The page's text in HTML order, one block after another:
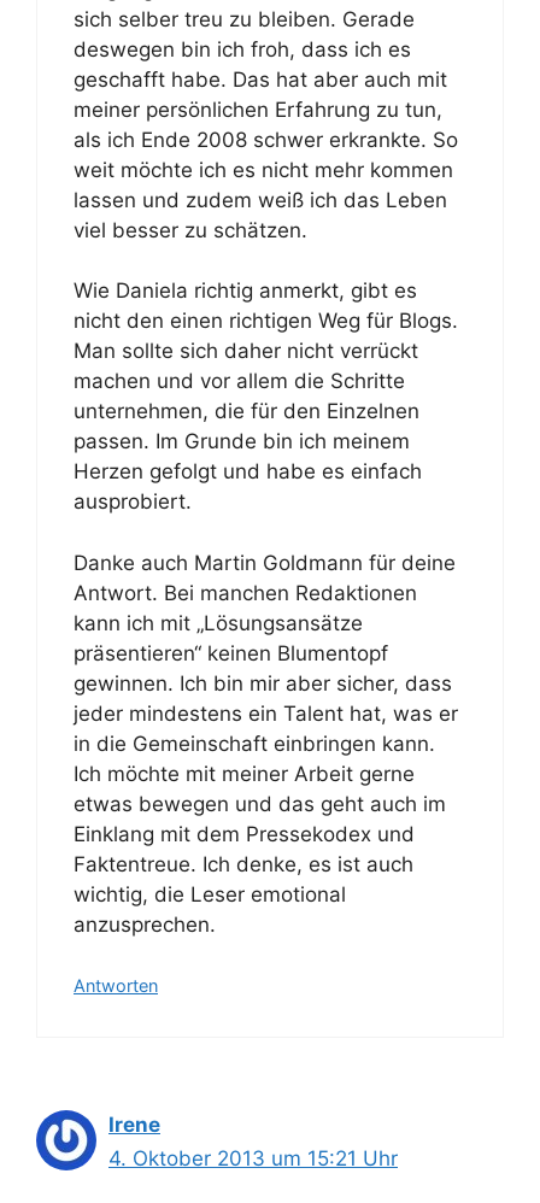
sich selber treu zu bleiben. Gerade
deswegen bin ich froh, dass ich es
geschafft habe. Das hat aber auch mit
meiner persönlichen Erfahrung zu tun,
als ich Ende 2008 schwer erkrankte. So
weit möchte ich es nicht mehr kommen
lassen und zudem weiß ich das Leben
viel besser zu schätzen.
Wie Daniela richtig anmerkt, gibt es
nicht den einen richtigen Weg für Blogs.
Man sollte sich daher nicht verrückt
machen und vor allem die Schritte
unternehmen, die für den Einzelnen
passen. Im Grunde bin ich meinem
Herzen gefolgt und habe es einfach
ausprobiert.
Danke auch Martin Goldmann für deine
Antwort. Bei manchen Redaktionen
kann ich mit „Lösungsansätze
präsentieren“ keinen Blumentopf
gewinnen. Ich bin mir aber sicher, dass
jeder mindestens ein Talent hat, was er
in die Gemeinschaft einbringen kann.
Ich möchte mit meiner Arbeit gerne
etwas bewegen und das geht auch im
Einklang mit dem Pressekodex und
Faktentreue. Ich denke, es ist auch
wichtig, die Leser emotional
anzusprechen.
Antworten
Irene
4. Oktober 2013 um 15:21 Uhr